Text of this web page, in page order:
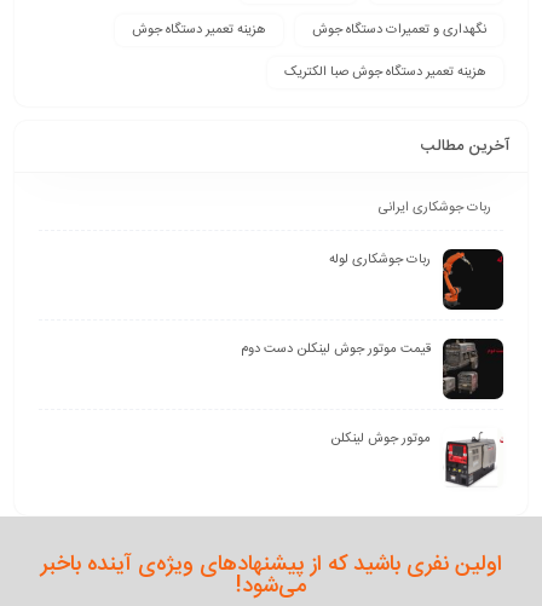
نگهداری و تعمیرات دستگاه جوش
هزینه تعمیر دستگاه جوش
هزینه تعمیر دستگاه جوش صبا الکتریک
آخرین مطالب
ربات جوشکاری ایرانی
ربات جوشکاری لوله
قیمت موتور جوش لینکلن دست دوم
موتور جوش لینکلن
اولین نفری باشید که از پیشنهادهای ویژه‌ی آینده باخبر
می‌شود!